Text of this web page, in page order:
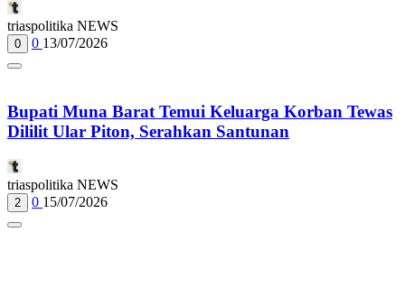
triaspolitika NEWS
0 0 13/07/2026
Bupati Muna Barat Temui Keluarga Korban Tewas
Dililit Ular Piton, Serahkan Santunan
triaspolitika NEWS
2 0 15/07/2026